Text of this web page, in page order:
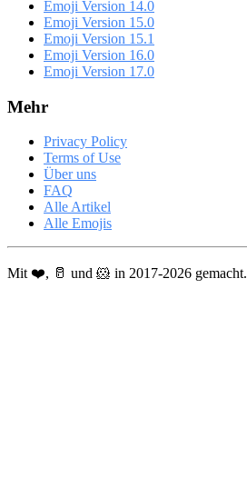
Emoji Version 14.0
Emoji Version 15.0
Emoji Version 15.1
Emoji Version 16.0
Emoji Version 17.0
Mehr
Privacy Policy
Terms of Use
Über uns
FAQ
Alle Artikel
Alle Emojis
Mit ❤️, 🥛 und 🐹 in 2017-2026 gemacht.